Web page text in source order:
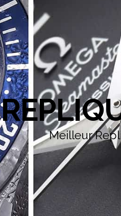
Meilleur